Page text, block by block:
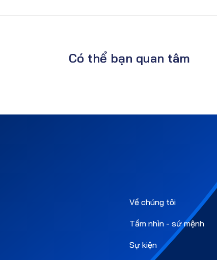
Có thể bạn quan tâm
Về chúng tôi
Tầm nhìn - sứ mệnh
Sự kiện